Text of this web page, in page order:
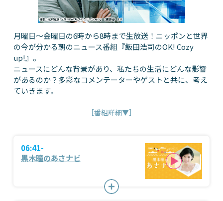
月曜日～金曜日の6時から8時まで生放送！ニッポンと世界
の今が分かる朝のニュース番組『飯田浩司のOK! Cozy
up!』。
ニュースにどんな背景があり、私たちの生活にどんな影響
があるのか？多彩なコメンテーターやゲストと共に、考え
ていきます。
［番組詳細▼］
06:41-
黒木瞳のあさナビ